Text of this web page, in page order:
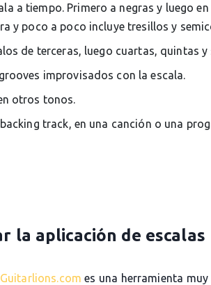
a tiempo. Primero a negras y luego en
y poco a poco incluye tresillos y
de terceras, luego cuartas, quintas y
improvisados con la escala.
otros tonos.
track, en una canción o una
la aplicación de escalas
Guitarlions.com es una herramienta